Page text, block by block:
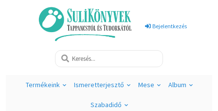
Bejelentkezés
Termékeink Ismeretterjesztő Mese Album
Szabadidő